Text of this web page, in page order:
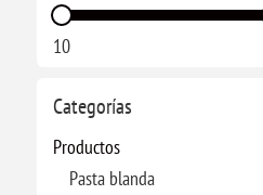
10
Categorías
Productos
Pasta blanda